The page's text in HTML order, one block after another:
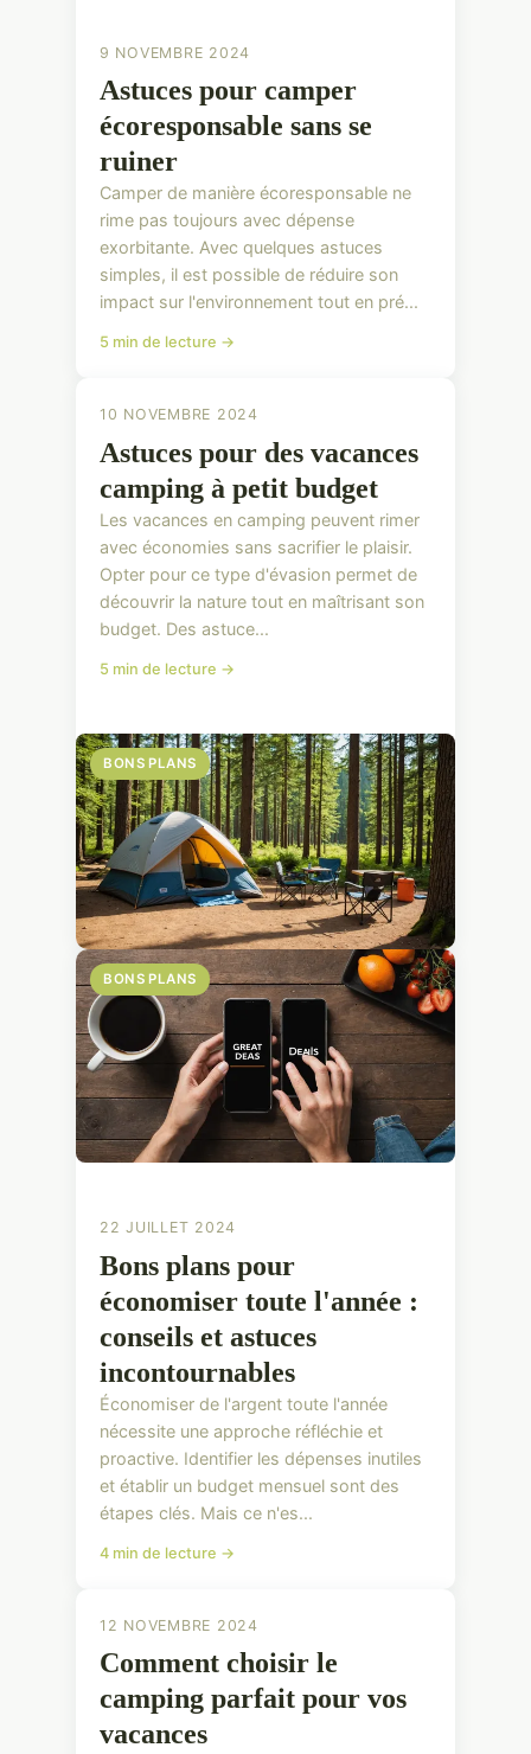
9 NOVEMBRE 2024
Astuces pour camper
écoresponsable sans se
ruiner
Camper de manière écoresponsable ne
rime pas toujours avec dépense
exorbitante. Avec quelques astuces
simples, il est possible de réduire son
impact sur l'environnement tout en pré...
5 min de lecture →
BONS PLANS
10 NOVEMBRE 2024
Astuces pour des vacances
camping à petit budget
Les vacances en camping peuvent rimer
avec économies sans sacrifier le plaisir.
Opter pour ce type d'évasion permet de
découvrir la nature tout en maîtrisant son
budget. Des astuce...
5 min de lecture →
BONS PLANS
22 JUILLET 2024
Bons plans pour
économiser toute l'année :
conseils et astuces
incontournables
Économiser de l'argent toute l'année
nécessite une approche réfléchie et
proactive. Identifier les dépenses inutiles
et établir un budget mensuel sont des
étapes clés. Mais ce n'es...
4 min de lecture →
12 NOVEMBRE 2024
Comment choisir le
camping parfait pour vos
vacances